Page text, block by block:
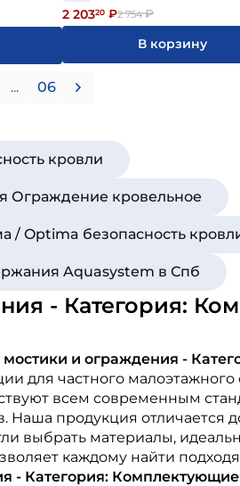
2 20320 ₽2 754₽
В корзину
... 06
кровли
Ограждение кровельное
/ Optima безопасность
Aquasystem в Спб
- Категория:
и ограждения -
для частного
всем современным
продукция отличается
выбрать материалы,
каждому найти
- Категория: